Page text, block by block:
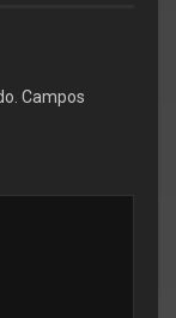
Campos